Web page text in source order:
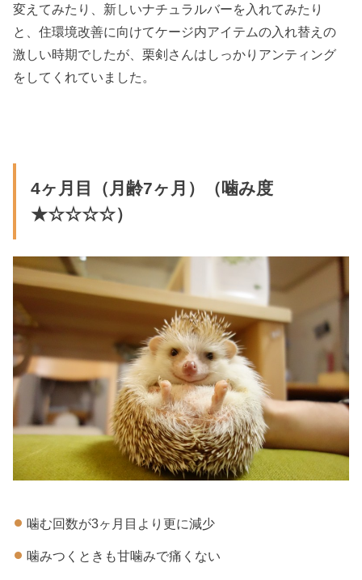
変えてみたり、新しいナチュラルバーを入れてみたり
と、住環境改善に向けてケージ内アイテムの入れ替えの
激しい時期でしたが、栗剣さんはしっかりアンティング
をしてくれていました。
4ヶ月目（月齢7ヶ月）（噛み度
★☆☆☆☆）
噛む回数が3ヶ月目より更に減少
噛みつくときも甘噛みで痛くない